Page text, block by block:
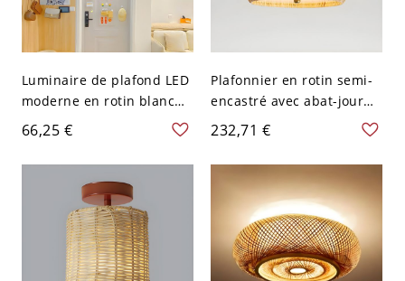
Luminaire de plafond LED
moderne en rotin blanc
en forme de bol avec
montage semi-encastré -
110 V-120 V 22,86 cm
66,25 €
Plafonnier en rotin semi-
encastré avec abat-jour
en bois orienté vers le
haut - 110 V-120 V 45,72
cm
232,71 €